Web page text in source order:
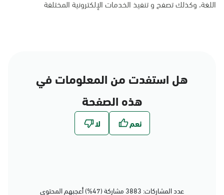
اللغة، وكذلك تصفح و تنفيذ الخدمات الإلكترونية المختلفة
هل استفدت من المعلومات في
هذه الصفحة
عدد المشاركات: 3883 مشاركة (47%) أعجبهم المحتوى